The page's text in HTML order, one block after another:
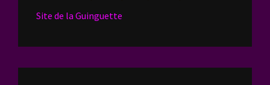
Site de la Guinguette